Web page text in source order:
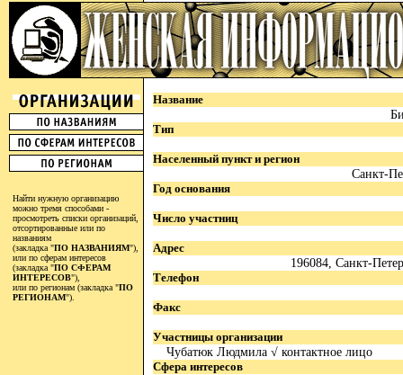
Найти нужную организацию
можно тремя способами -
просмотреть списки организаций,
отсортированные или по
названиям
(закладка "ПО НАЗВАНИЯМ"),
или по сферам интересов
(закладка "ПО СФЕРАМ
ИНТЕРЕСОВ"),
или по регионам (закладка "ПО
РЕГИОНАМ").
Название
Тип
Населенный пункт и регион
Санкт-
Год основания
Число участниц
Адрес
196084, Санкт-
Телефон
Факс
Участницы организации
Чубатюк Людмила √ контактное лицо
Сфера интересов